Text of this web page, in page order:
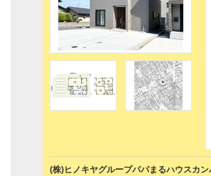
(株)ヒノキヤグループパパまるハウスカ